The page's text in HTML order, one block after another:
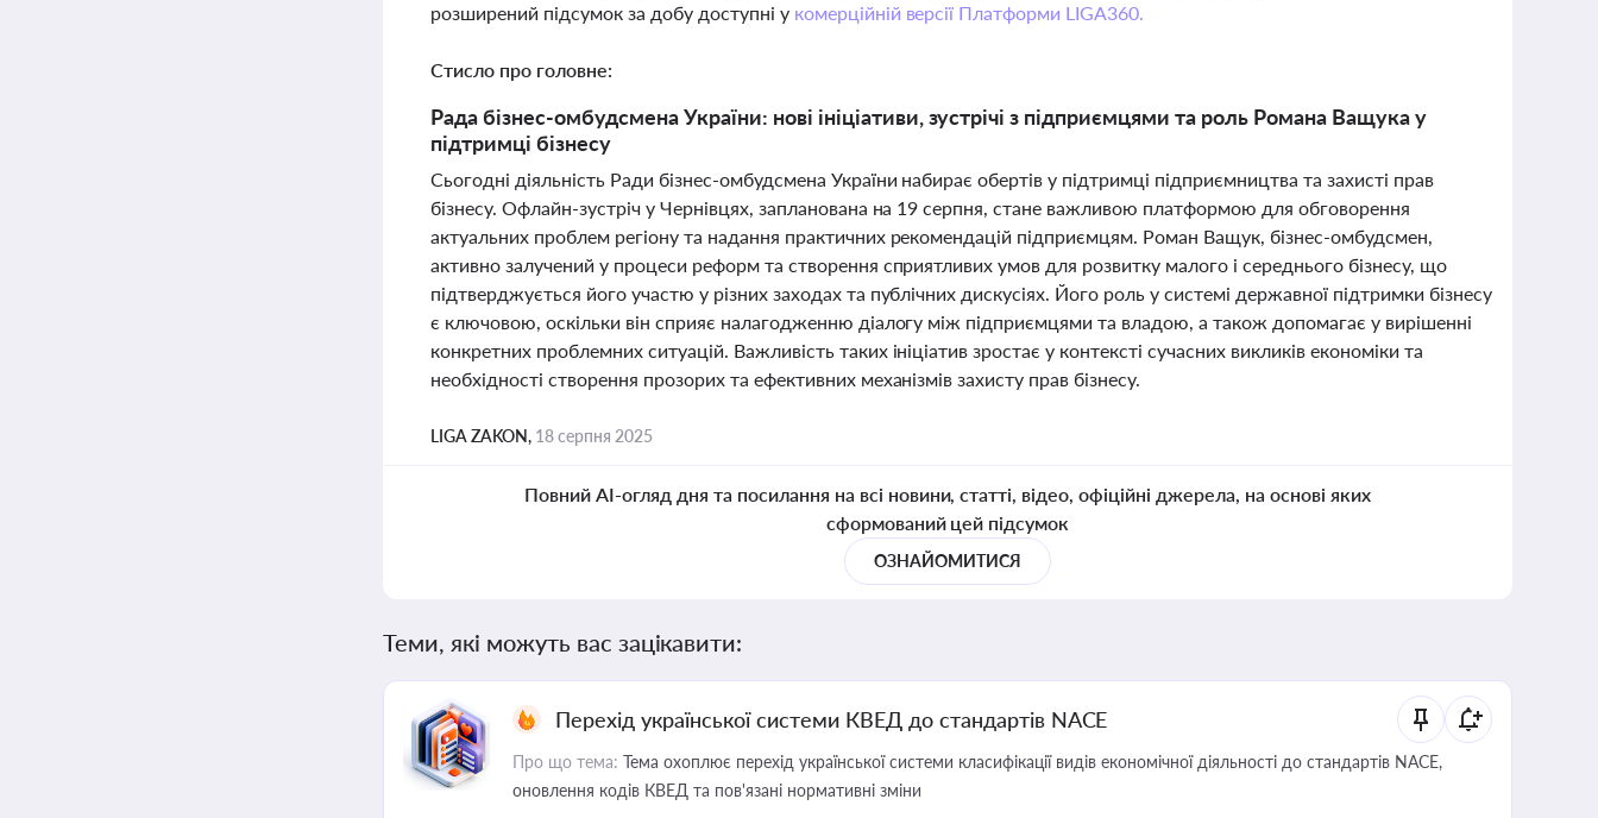
розширений підсумок за добу доступні у комерційній версії Платформи LIGA360.
Стисло про головне:
Рада бізнес-омбудсмена України: нові ініціативи, зустрічі з підприємцями та роль Романа Ващука у
підтримці бізнесу
Сьогодні діяльність Ради бізнес-омбудсмена України набирає обертів у підтримці підприємництва та захисті прав
бізнесу. Офлайн-зустріч у Чернівцях, запланована на 19 серпня, стане важливою платформою для обговорення
актуальних проблем регіону та надання практичних рекомендацій підприємцям. Роман Ващук, бізнес-омбудсмен,
активно залучений у процеси реформ та створення сприятливих умов для розвитку малого і середнього бізнесу, що
підтверджується його участю у різних заходах та публічних дискусіях. Його роль у системі державної підтримки бізнесу
є ключовою, оскільки він сприяє налагодженню діалогу між підприємцями та владою, а також допомагає у вирішенні
конкретних проблемних ситуацій. Важливість таких ініціатив зростає у контексті сучасних викликів економіки та
необхідності створення прозорих та ефективних механізмів захисту прав бізнесу.
LIGA ZAKON, 18 серпня 2025
Повний AI-огляд дня та посилання на всі новини, статті, відео, офіційні джерела, на основі яких
сформований цей підсумок
ОЗНАЙОМИТИСЯ
Теми, які можуть вас зацікавити:
Перехід української системи КВЕД до стандартів NACE
Про що тема: Тема охоплює перехід української системи класифікації видів економічної діяльності до стандартів NACE,
оновлення кодів КВЕД та пов'язані нормативні зміни